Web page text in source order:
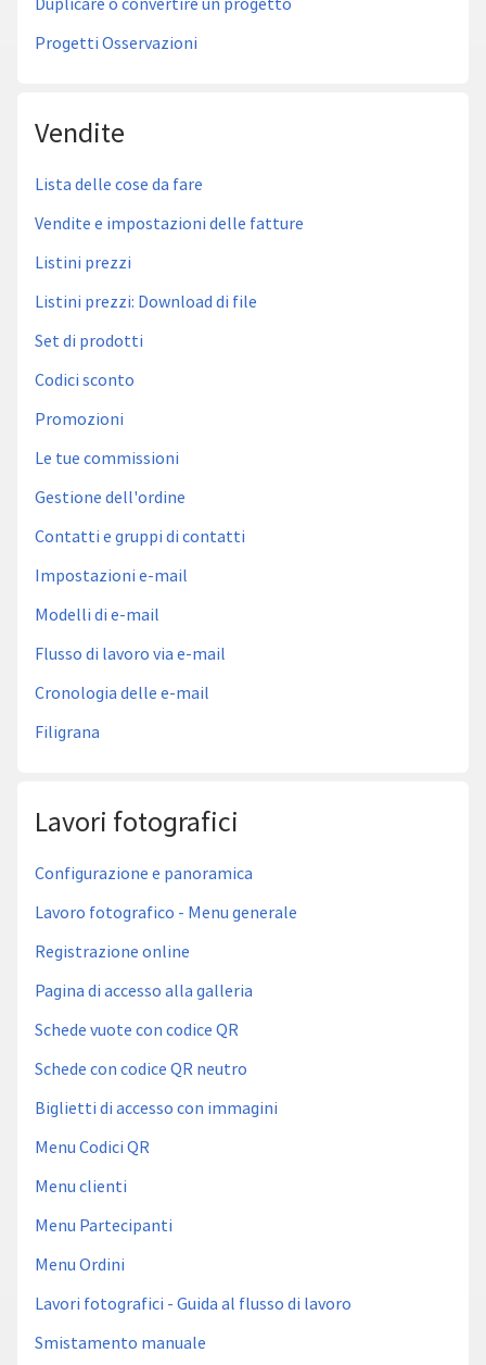
Progetti Osservazioni
Vendite
Lista delle cose da fare
Vendite e impostazioni delle fatture
Listini prezzi
Listini prezzi: Download di file
Set di prodotti
Codici sconto
Promozioni
Le tue commissioni
Gestione dell'ordine
Contatti e gruppi di contatti
Impostazioni e-mail
Modelli di e-mail
Flusso di lavoro via e-mail
Cronologia delle e-mail
Filigrana
Lavori fotografici
Configurazione e panoramica
Lavoro fotografico - Menu generale
Registrazione online
Pagina di accesso alla galleria
Schede vuote con codice QR
Schede con codice QR neutro
Biglietti di accesso con immagini
Menu Codici QR
Menu clienti
Menu Partecipanti
Menu Ordini
Lavori fotografici - Guida al flusso di lavoro
Smistamento manuale